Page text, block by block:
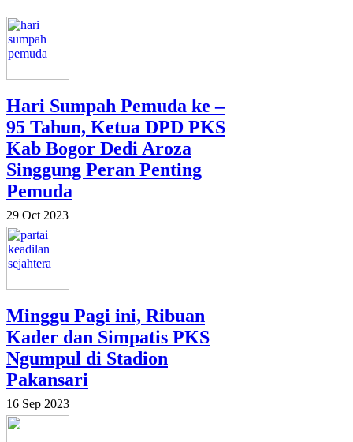
Hari Sumpah Pemuda ke –
95 Tahun, Ketua DPD PKS
Kab Bogor Dedi Aroza
Singgung Peran Penting
Pemuda
29 Oct 2023
Minggu Pagi ini, Ribuan
Kader dan Simpatis PKS
Ngumpul di Stadion
Pakansari
16 Sep 2023